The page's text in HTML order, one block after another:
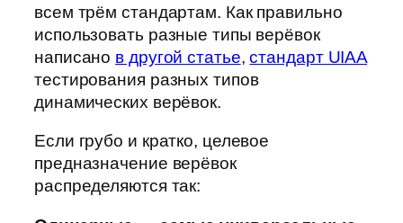
всем трём стандартам. Как правильно
использовать разные типы верёвок
написано в другой статье,стандарт UIAA
тестирования разных типов
динамических верёвок.
Если грубо и кратко, целевое
предназначение верёвок
распределяются так: